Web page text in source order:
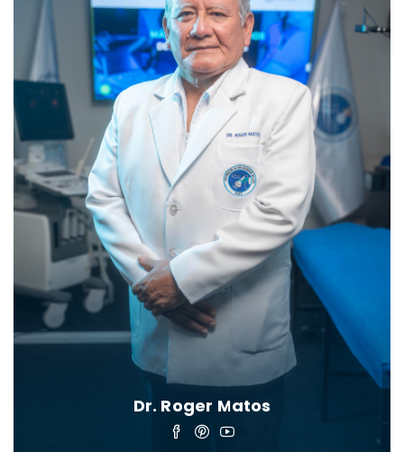
Dr. Roger Matos